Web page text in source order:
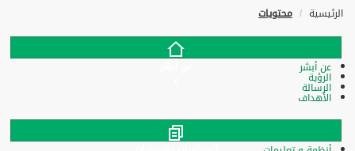
الرئيسية محتويات
عن أبشر
الرؤية
الرسالة
الأهداف